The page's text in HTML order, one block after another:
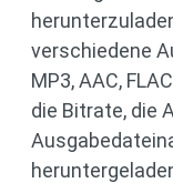
verschiedene
MP3, AAC,
die Bitrate, die